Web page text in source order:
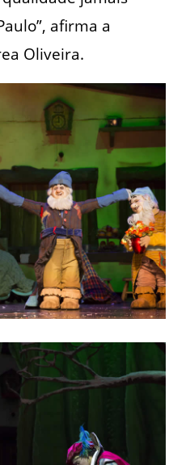
afirma a
Oliveira.